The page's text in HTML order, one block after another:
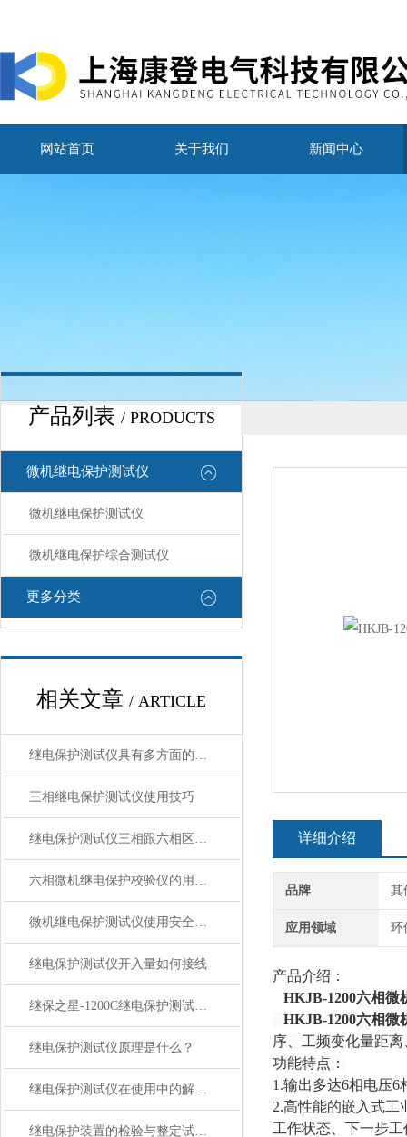
网站首页 关于我们 新闻中心
产品列表 / PRODUCTS
微机继电保护测试仪
微机继电保护测试仪
微机继电保护综合测试仪
更多分类
相关文章 / ARTICLE
继电保护测试仪具有多方面的特点和优势，以下是具体介绍：
三相继电保护测试仪使用技巧
继电保护测试仪三相跟六相区别在哪里？
六相微机继电保护校验仪的用途与优点解析
微机继电保护测试仪使用安全注意事项
继电保护测试仪开入量如何接线
继保之星-1200C继电保护测试仪特点
继电保护测试仪原理是什么？
继电保护测试仪在使用中的解析在使用中的解析
继电保护装置的检验与整定试验操作规范
详细介绍
品牌 其
应用领域 环
产品介绍：
HKJB-1200六相微
HKJB-1200六相微
序、工频变化量距
功能特点：
1.输出多达6相电压
2.高性能的嵌入式工
工作状态、下一步